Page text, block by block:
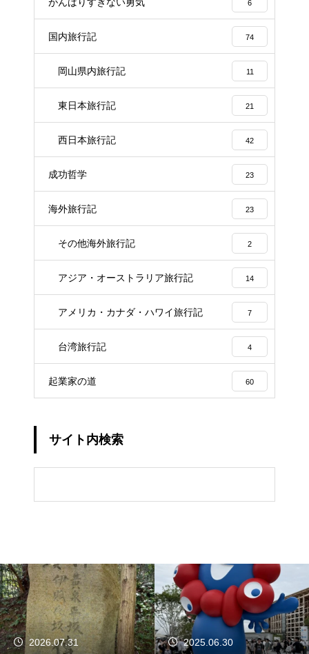
がんばりすぎない勇気 6
国内旅行記 74
岡山県内旅行記 11
東日本旅行記 21
西日本旅行記 42
成功哲学 23
海外旅行記 23
その他海外旅行記 2
アジア・オーストラリア旅行記 14
アメリカ・カナダ・ハワイ旅行記 7
台湾旅行記 4
起業家の道 60
サイト内検索
2026.07.31 2025.06.30